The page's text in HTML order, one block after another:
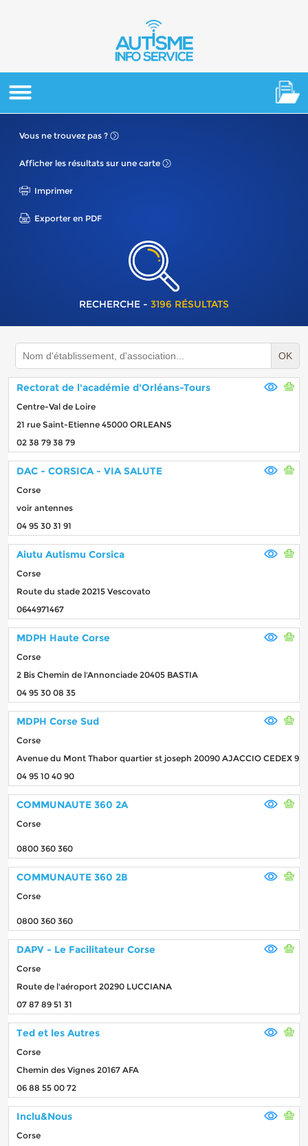
Vous ne trouvez pas ?
Afficher les résultats sur une carte
Imprimer
Exporter en PDF
RECHERCHE - 3196 RÉSULTATS
OK
Rectorat de l'académie d'Orléans-Tours
Centre-Val de Loire
21 rue Saint-Etienne 45000 ORLEANS
02 38 79 38 79
DAC - CORSICA - VIA SALUTE
Corse
voir antennes
04 95 30 31 91
Aiutu Autismu Corsica
Corse
Route du stade 20215 Vescovato
0644971467
MDPH Haute Corse
Corse
2 Bis Chemin de l'Annonciade 20405 BASTIA
04 95 30 08 35
MDPH Corse Sud
Corse
Avenue du Mont Thabor quartier st joseph 20090 AJACCIO CEDEX 9
04 95 10 40 90
COMMUNAUTE 360 2A
Corse
0800 360 360
COMMUNAUTE 360 2B
Corse
0800 360 360
DAPV - Le Facilitateur Corse
Corse
Route de l'aéroport 20290 LUCCIANA
07 87 89 51 31
Ted et les Autres
Corse
Chemin des Vignes 20167 AFA
06 88 55 00 72
Inclu&Nous
Corse